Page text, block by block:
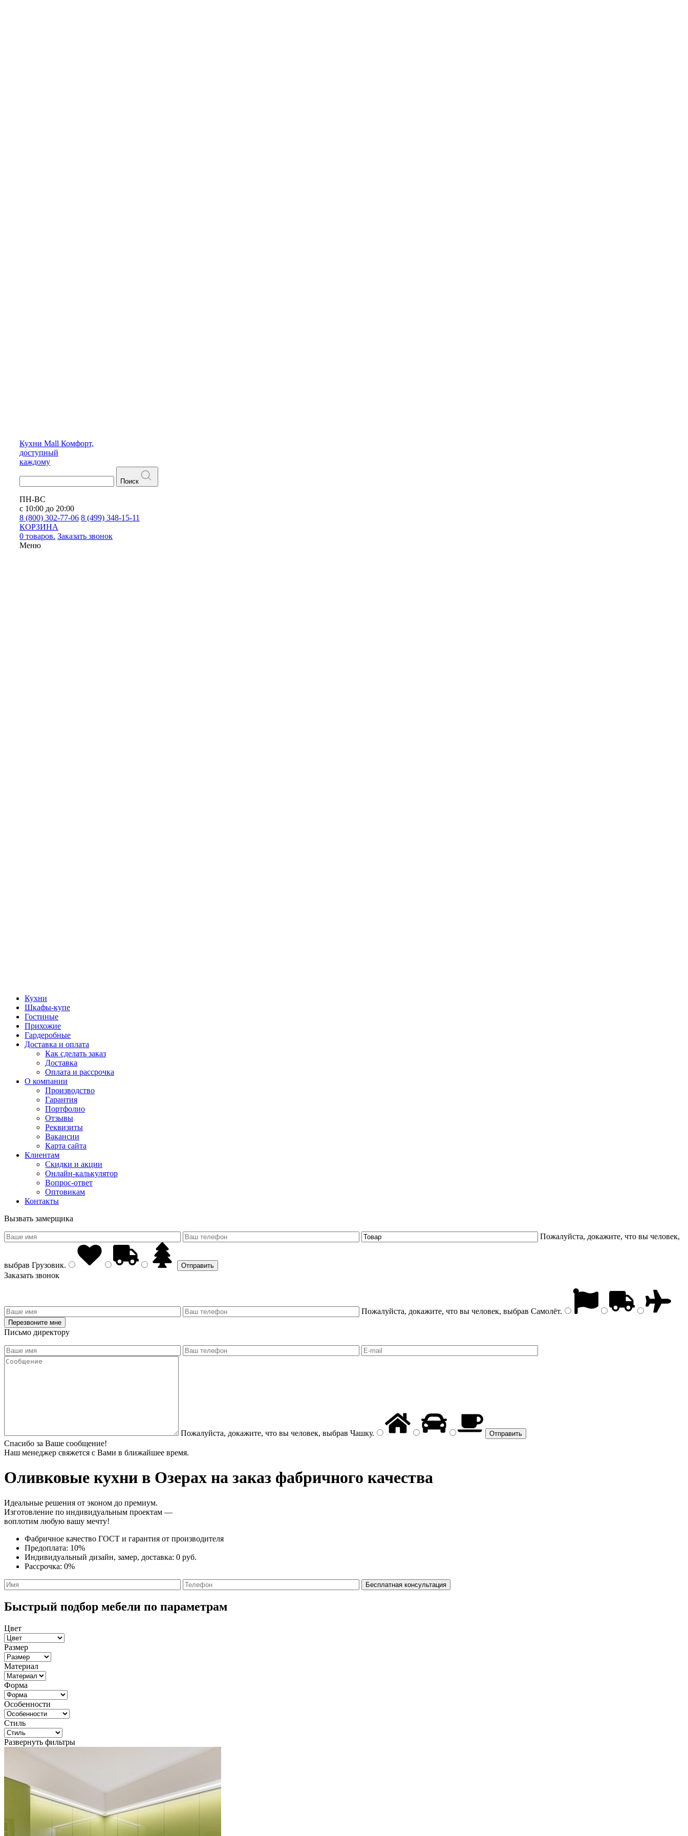
Кухни Mall Комфорт,
доступный
каждому
Поиск
ПН-ВС
с 10:00 до 20:00
8 (800) 302-77-06 8 (499) 348-15-11
КОРЗИНА
0 товаров. Заказать звонок
Меню
Кухни
Шкафы-купе
Гостиные
Прихожие
Гардеробные
Доставка и оплата
Как сделать заказ
Доставка
Оплата и рассрочка
О компании
Производство
Гарантия
Портфолио
Отзывы
Реквизиты
Вакансии
Карта сайта
Клиентам
Скидки и акции
Онлайн-калькулятор
Вопрос-ответ
Оптовикам
Контакты
Вызвать замерщика
Пожалуйста, докажите, что вы человек,
выбрав Грузовик.
Заказать звонок
Пожалуйста, докажите, что вы человек, выбрав Самолёт.
Письмо директору
Пожалуйста, докажите, что вы человек, выбрав Чашку.
Спасибо за Ваше сообщение!
Наш менеджер свяжется с Вами в ближайшее время.
Оливковые кухни в Озерах на заказ фабричного качества
Идеальные решения от эконом до премиум.
Изготовление по индивидуальным проектам —
воплотим любую вашу мечту!
Фабричное качество ГОСТ и гарантия от производителя
Предоплата: 10%
Индивидуальный дизайн, замер, доставка: 0 руб.
Рассрочка: 0%
Быстрый подбор мебели по параметрам
Цвет
Размер
Материал
Форма
Особенности
Стиль
Развернуть фильтры